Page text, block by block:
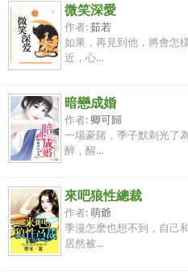
微笑深愛
作者:茹若
如果，再見到他，將會怎
近，心...
暗戀成婚
作者: 卿可歸
一場豪賭，季子默剃光了
醉，醒...
來吧狼性總裁
作者:萌爺
季漫怎麽也想不到，自己
居然被...